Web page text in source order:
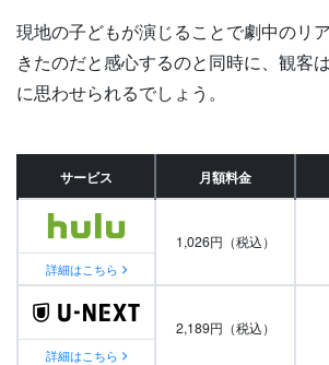
現地の子どもが演じることで劇中のリ
きたのだと感心するのと同時に、観客
に思わせられるでしょう。
サービス 月額料金
詳細はこちら
1,026円（税込）
詳細はこちら
2,189円（税込）